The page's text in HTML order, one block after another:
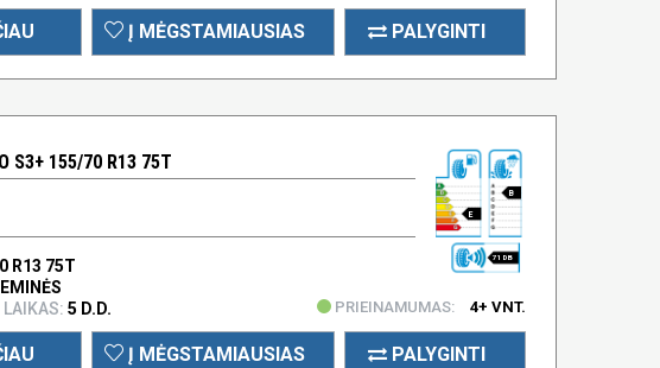
Į MĖGSTAMIAUSIAS PALYGINTI
S3+ 155/70 R13 75T
E
B
71 DB
R13 75T
LAIKAS: 5 D.D. PRIEINAMUMAS: 4+ VNT.
Į MĖGSTAMIAUSIAS PALYGINTI